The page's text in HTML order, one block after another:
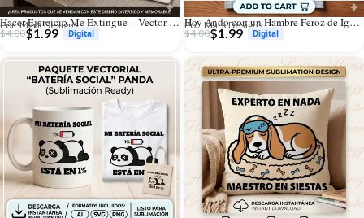
Hacer Ejercicio Me Extingue – Vector T-Rex para Sublimar
Por: Mark Designs
$4.00$1.99
Hoy Ando con un Hambre Feroz de Ignorar Gente – Vector Tiburón para Sublimar
Por: Mark Designs
$4.00$1.99